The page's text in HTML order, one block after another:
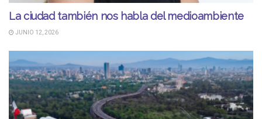
La ciudad también nos habla del medioambiente
JUNIO 12, 2026